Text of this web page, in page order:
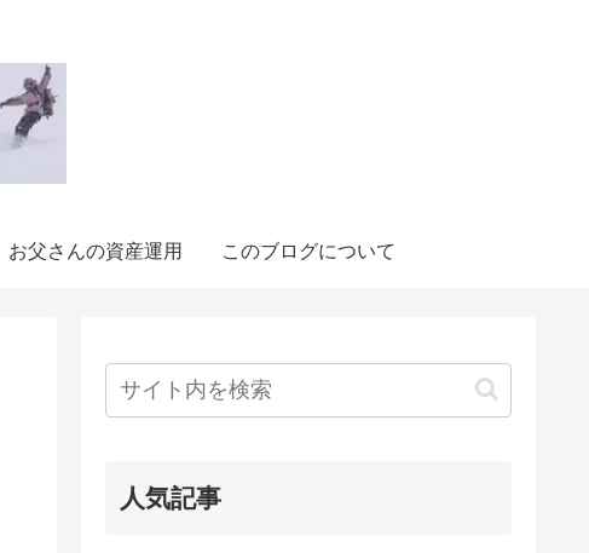
お父さんの資産運用 このブログについて
人気記事